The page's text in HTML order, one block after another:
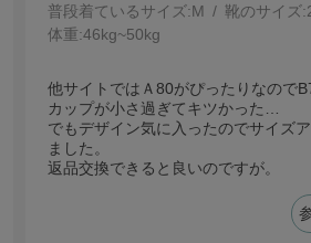
普段着ているサイズ:M 靴のサイズ:
体重:46kg~50kg
他サイトではＡ80がぴったりなので
カップが小さ過ぎてキツかった…
でもデザイン気に入ったのでサイズ
ました。
返品交換できると良いのですが。